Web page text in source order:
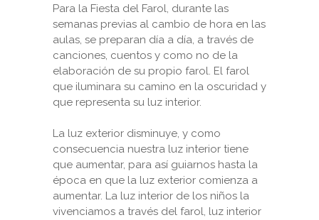
Para la Fiesta del Farol, durante las
semanas previas al cambio de hora en las
aulas, se preparan día a día, a través de
canciones, cuentos y como no de la
elaboración de su propio farol. El farol
que iluminara su camino en la oscuridad y
que representa su luz interior.
La luz exterior disminuye, y como
consecuencia nuestra luz interior tiene
que aumentar, para así guiarnos hasta la
época en que la luz exterior comienza a
aumentar. La luz interior de los niños la
vivenciamos a través del farol, luz interior